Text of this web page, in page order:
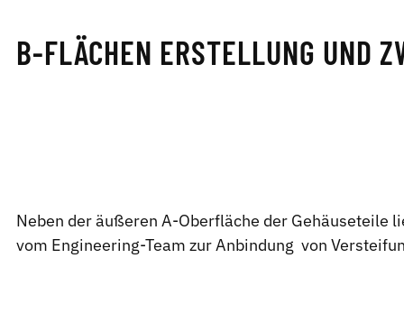
B-FLÄCHEN ERSTELLUNG UND
Neben der äußeren A-Oberfläche der Gehäuseteile
vom Engineering-Team zur Anbindung von